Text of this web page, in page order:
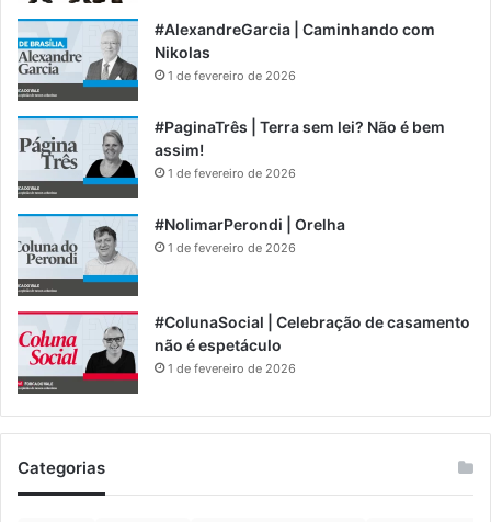
#AlexandreGarcia | Caminhando com
Nikolas
1 de fevereiro de 2026
#PaginaTrês | Terra sem lei? Não é bem
assim!
1 de fevereiro de 2026
#NolimarPerondi | Orelha
1 de fevereiro de 2026
#ColunaSocial | Celebração de casamento
não é espetáculo
1 de fevereiro de 2026
Categorias